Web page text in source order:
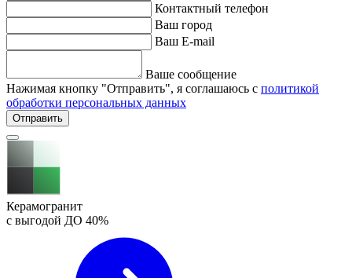
Контактный телефон
Ваш город
Ваш E-mail
Ваше сообщение
Нажимая кнопку "Отправить", я соглашаюсь с политикой
обработки персональных данных
Отправить
Керамогранит
с выгодой ДО 40%